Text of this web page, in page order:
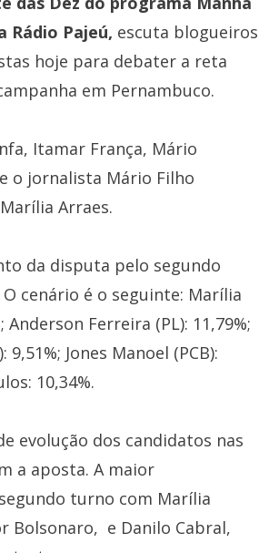
Rádio Pajeú, escuta blogueiros
hoje para debater a reta
em Pernambuco.
Itamar França, Mário
o jornalista Mário Filho
Arraes.
da disputa pelo segundo
cenário é o seguinte: Marília
Anderson Ferreira (PL): 11,79%;
Jones Manoel (PCB):
10,34%.
evolução dos candidatos nas
a aposta. A maior
turno com Marília
Bolsonaro, e Danilo Cabral,